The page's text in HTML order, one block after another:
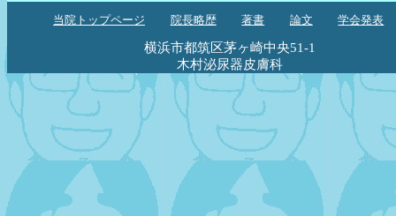
当院トップページ 院長略歴 著書 論文 学会発表
横浜市都筑区茅ヶ崎中央51-1
木村泌尿器皮膚科